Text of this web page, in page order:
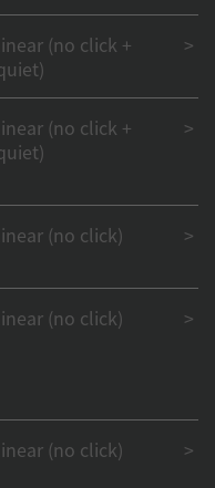
(no click +
>
(no click +
>
(no click) >
(no click) >
(no click) >